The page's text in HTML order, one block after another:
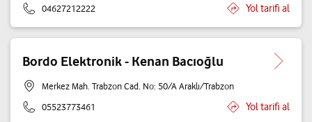
04627212222
Yol tarifi al
Bordo Elektronik - Kenan Bacıoğlu
Merkez Mah. Trabzon Cad. No: 50/A Araklı/Trabzon
05523773461
Yol tarifi al